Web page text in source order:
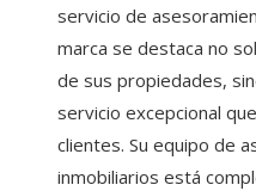
servicio de
marca se destaca no
de sus propiedades,
servicio excepcional
clientes. Su equipo de
inmobiliarios está